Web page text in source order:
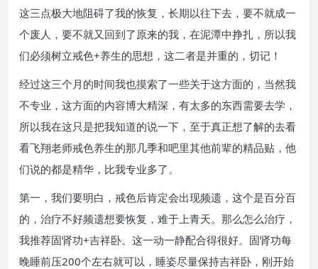
这三点极大地阻碍了我的恢复，长期以往下去，要不就成一
个废人，要不就又回到了原来的我，在泥潭中挣扎，所以我
们必须树立戒色+养生的思想，这二者是并重的，切记！
经过这三个月的时间我也摸索了一些关于这方面的，当然我
不专业，这方面的内容博大精深，有太多的东西需要去学，
所以我在这只是把我知道的说一下，至于真正想了解的去看
看飞翔老师戒色养生的那几季和吧里其他前辈的精品贴，他
们说的都是精华，比我专业多了。
第一，我们要明白，戒色后肯定会出现频遗，这个是百分百
的，治疗不好频遗想要恢复，难于上青天。那么怎么治疗，
我推荐固肾功+吉祥卧。这一动一静配合得很好。固肾功每
晚睡前压200个左右就可以，睡姿尽量保持吉祥卧，刚开始